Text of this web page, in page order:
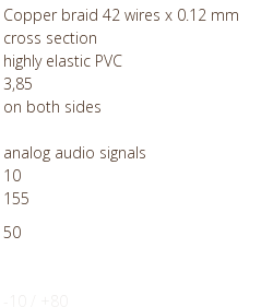
Copper braid 42 wires x 0.12 mm
cross section
highly elastic PVC
3,85
on both sides
analog audio signals
10
155
50